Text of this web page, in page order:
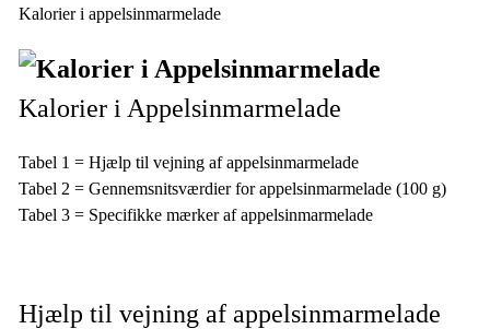
Kalorier i appelsinmarmelade
Kalorier i Appelsinmarmelade
Tabel 1 = Hjælp til vejning af appelsinmarmelade
Tabel 2 = Gennemsnitsværdier for appelsinmarmelade (100 g)
Tabel 3 = Specifikke mærker af appelsinmarmelade
Hjælp til vejning af appelsinmarmelade